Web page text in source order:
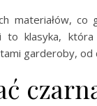
materiałów, co
to klasyka,
garderoby, od